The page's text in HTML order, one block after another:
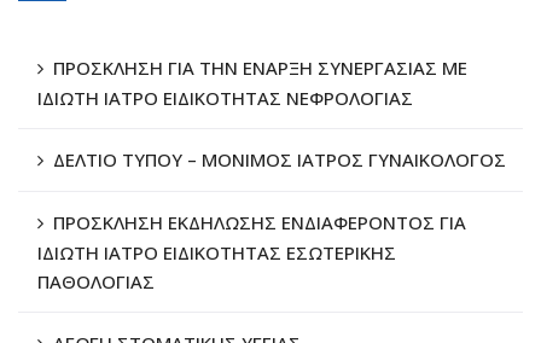
ΠΡΟΣΚΛΗΣΗ ΓΙΑ ΤΗΝ ΕΝΑΡΞΗ ΣΥΝΕΡΓΑΣΙΑΣ ΜΕ
ΙΔΙΩΤΗ ΙΑΤΡΟ ΕΙΔΙΚΟΤΗΤΑΣ ΝΕΦΡΟΛΟΓΙΑΣ
ΔΕΛΤΙΟ ΤΥΠΟΥ – ΜΟΝΙΜΟΣ ΙΑΤΡΟΣ ΓΥΝΑΙΚΟΛΟΓΟΣ
ΠΡΟΣΚΛΗΣΗ ΕΚΔΗΛΩΣΗΣ ΕΝΔΙΑΦΕΡΟΝΤΟΣ ΓΙΑ
ΙΔΙΩΤΗ ΙΑΤΡΟ ΕΙΔΙΚΟΤΗΤΑΣ ΕΣΩΤΕΡΙΚΗΣ
ΠΑΘΟΛΟΓΙΑΣ